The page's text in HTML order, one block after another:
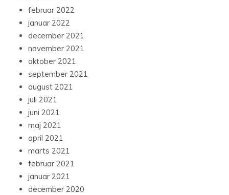
februar 2022
januar 2022
december 2021
november 2021
oktober 2021
september 2021
august 2021
juli 2021
juni 2021
maj 2021
april 2021
marts 2021
februar 2021
januar 2021
december 2020